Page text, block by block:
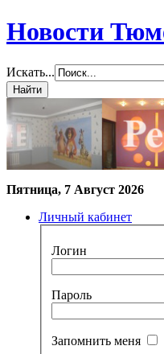
Новости
Искать...
Пятница, 7 Август 2026
Личный кабинет
Логин
Пароль
Запомнить меня